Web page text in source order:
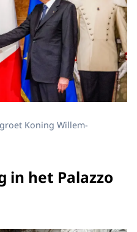
Koning Willem-
in het Palazzo